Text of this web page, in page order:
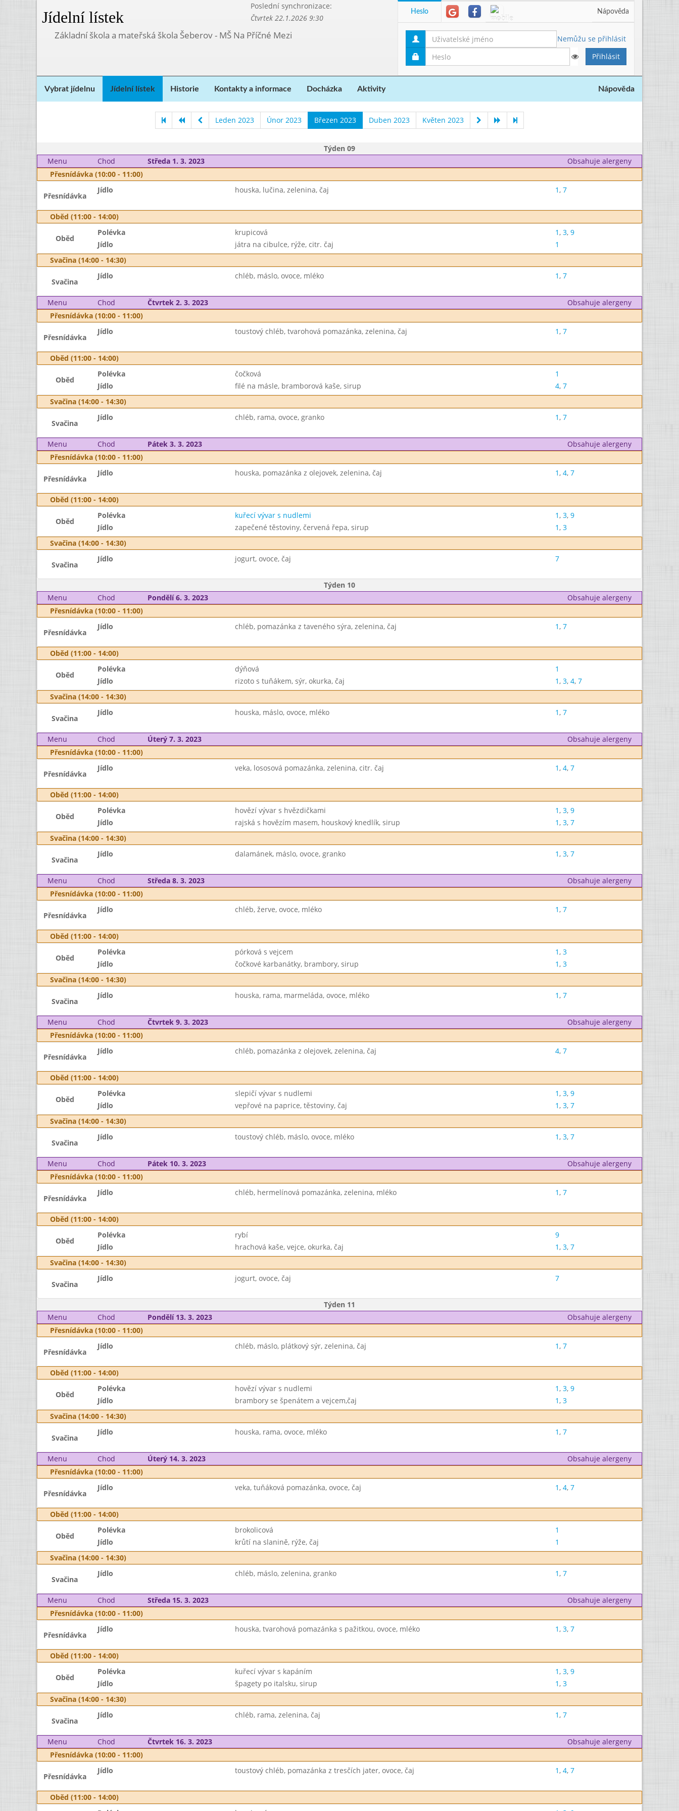
Jídelní lístek
Poslední synchronizace:
Čtvrtek 22.1.2026 9:30
Základní škola a mateřská škola Šeberov - MŠ Na Příčné Mezi
Heslo Nápověda
Nemůžu se přihlásit
Vybrat jídelnu Jídelní lístek Historie Kontakty a informace Docházka Aktivity Nápověda
Leden 2023 Únor 2023 Březen 2023 Duben 2023 Květen 2023
Týden 09
Menu
Chod Středa 1. 3. 2023
Obsahuje alergeny
Přesnídávka (10:00 - 11:00)
Přesnídávka
Jídlo houska, lučina, zelenina, čaj 1, 7
Oběd (11:00 - 14:00)
Oběd
Polévka krupicová 1, 3, 9
Jídlo
játra na cibulce, rýže, citr. čaj
1
Svačina (14:00 - 14:30)
Svačina
Jídlo chléb, máslo, ovoce, mléko 1, 7
Menu Chod Čtvrtek 2. 3. 2023
Obsahuje alergeny
Přesnídávka (10:00 - 11:00)
Přesnídávka
Jídlo toustový chléb, tvarohová pomazánka, zelenina, čaj 1, 7
Oběd (11:00 - 14:00)
Oběd
Polévka čočková
1
Jídlo
filé na másle, bramborová kaše, sirup 4, 7
Svačina (14:00 - 14:30)
Svačina
Jídlo chléb, rama, ovoce, granko 1, 7
Menu Chod Pátek 3. 3. 2023
Obsahuje alergeny
Přesnídávka (10:00 - 11:00)
Přesnídávka
Jídlo houska, pomazánka z olejovek, zelenina, čaj 1, 4, 7
Oběd (11:00 - 14:00)
Oběd
Polévka kuřecí vývar s nudlemi 1, 3, 9
Jídlo
zapečené těstoviny, červená řepa, sirup 1, 3
Svačina (14:00 - 14:30)
Svačina
Jídlo jogurt, ovoce, čaj 7
Týden 10
Menu
Chod Pondělí 6. 3. 2023
Obsahuje alergeny
Přesnídávka (10:00 - 11:00)
Přesnídávka
Jídlo chléb, pomazánka z taveného sýra, zelenina, čaj 1, 7
Oběd (11:00 - 14:00)
Oběd
Polévka dýňová
1
Jídlo
rizoto s tuňákem, sýr, okurka, čaj 1, 3, 4, 7
Svačina (14:00 - 14:30)
Svačina
Jídlo houska, máslo, ovoce, mléko 1, 7
Menu Chod Úterý 7. 3. 2023
Obsahuje alergeny
Přesnídávka (10:00 - 11:00)
Přesnídávka
Jídlo veka, lososová pomazánka, zelenina, citr. čaj 1, 4, 7
Oběd (11:00 - 14:00)
Oběd
Polévka hovězí vývar s hvězdičkami 1, 3, 9
Jídlo
rajská s hovězím masem, houskový knedlík, sirup 1, 3, 7
Svačina (14:00 - 14:30)
Svačina
Jídlo dalamánek, máslo, ovoce, granko 1, 3, 7
Menu Chod Středa 8. 3. 2023
Obsahuje alergeny
Přesnídávka (10:00 - 11:00)
Přesnídávka
Jídlo chléb, žerve, ovoce, mléko 1, 7
Oběd (11:00 - 14:00)
Oběd
Polévka pórková s vejcem 1, 3
Jídlo
čočkové karbanátky, brambory, sirup 1, 3
Svačina (14:00 - 14:30)
Svačina
Jídlo houska, rama, marmeláda, ovoce, mléko 1, 7
Menu Chod Čtvrtek 9. 3. 2023
Obsahuje alergeny
Přesnídávka (10:00 - 11:00)
Přesnídávka
Jídlo chléb, pomazánka z olejovek, zelenina, čaj 4, 7
Oběd (11:00 - 14:00)
Oběd
Polévka slepičí vývar s nudlemi 1, 3, 9
Jídlo
vepřové na paprice, těstoviny, čaj 1, 3, 7
Svačina (14:00 - 14:30)
Svačina
Jídlo toustový chléb, máslo, ovoce, mléko 1, 3, 7
Menu Chod Pátek 10. 3. 2023
Obsahuje alergeny
Přesnídávka (10:00 - 11:00)
Přesnídávka
Jídlo chléb, hermelínová pomazánka, zelenina, mléko 1, 7
Oběd (11:00 - 14:00)
Oběd
Polévka rybí
9
Jídlo
hrachová kaše, vejce, okurka, čaj 1, 3, 7
Svačina (14:00 - 14:30)
Svačina
Jídlo jogurt, ovoce, čaj 7
Týden 11
Menu
Chod Pondělí 13. 3. 2023
Obsahuje alergeny
Přesnídávka (10:00 - 11:00)
Přesnídávka
Jídlo chléb, máslo, plátkový sýr, zelenina, čaj 1, 7
Oběd (11:00 - 14:00)
Oběd
Polévka hovězí vývar s nudlemi 1, 3, 9
Jídlo
brambory se špenátem a vejcem,čaj 1, 3
Svačina (14:00 - 14:30)
Svačina
Jídlo houska, rama, ovoce, mléko 1, 7
Menu Chod Úterý 14. 3. 2023
Obsahuje alergeny
Přesnídávka (10:00 - 11:00)
Přesnídávka
Jídlo veka, tuňáková pomazánka, ovoce, čaj 1, 4, 7
Oběd (11:00 - 14:00)
Oběd
Polévka brokolicová
1
Jídlo
krůtí na slanině, rýže, čaj
1
Svačina (14:00 - 14:30)
Svačina
Jídlo chléb, máslo, zelenina, granko 1, 7
Menu Chod Středa 15. 3. 2023
Obsahuje alergeny
Přesnídávka (10:00 - 11:00)
Přesnídávka
Jídlo houska, tvarohová pomazánka s pažitkou, ovoce, mléko 1, 3, 7
Oběd (11:00 - 14:00)
Oběd
Polévka kuřecí vývar s kapáním 1, 3, 9
Jídlo
špagety po italsku, sirup 1, 3
Svačina (14:00 - 14:30)
Svačina
Jídlo chléb, rama, zelenina, čaj 1, 7
Menu Chod Čtvrtek 16. 3. 2023
Obsahuje alergeny
Přesnídávka (10:00 - 11:00)
Přesnídávka
Jídlo toustový chléb, pomazánka z tresčích jater, ovoce, čaj 1, 4, 7
Oběd (11:00 - 14:00)